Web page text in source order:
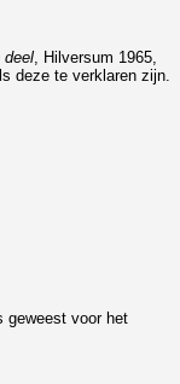
deel, Hilversum 1965,
deze te verklaren zijn.
geweest voor het